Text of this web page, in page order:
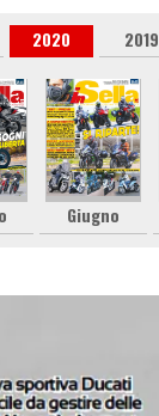
2020 2019
Giugno